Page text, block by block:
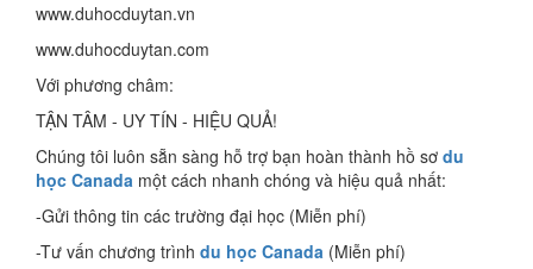
www.duhocduytan.vn
www.duhocduytan.com
Với phương châm:
TẬN TÂM - UY TÍN - HIỆU QUẢ!
Chúng tôi luôn sẵn sàng hỗ trợ bạn hoàn thành hồ sơ du
học Canada một cách nhanh chóng và hiệu quả nhất:
-Gửi thông tin các trường đại học (Miễn phí)
-Tư vấn chương trình du học Canada (Miễn phí)